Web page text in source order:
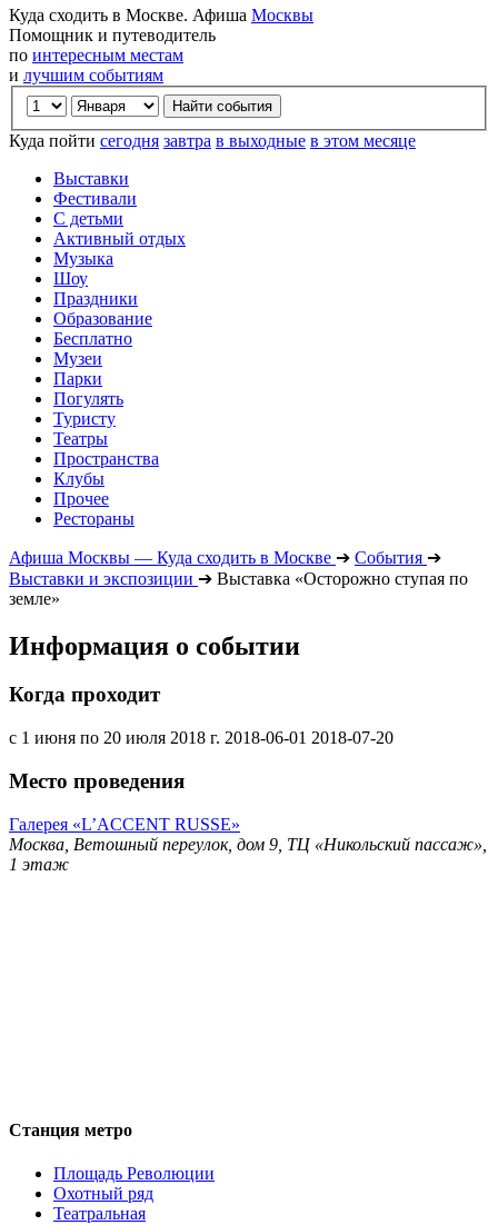
Куда сходить в Москве. Афиша Москвы
Помощник и путеводитель
по интересным местам
и лучшим событиям
Куда пойти сегодня завтра в выходные в этом месяце
Выставки
Фестивали
С детьми
Активный отдых
Музыка
Шоу
Праздники
Образование
Бесплатно
Музеи
Парки
Погулять
Туристу
Театры
Пространства
Клубы
Прочее
Рестораны
Афиша Москвы — Куда сходить в Москве ➔ События ➔
Выставки и экспозиции ➔ Выставка «Осторожно ступая по
земле»
Информация о событии
Когда проходит
с 1 июня по 20 июля 2018 г. 2018-06-01 2018-07-20
Место проведения
Галерея «L’ACCENT RUSSE»
Москва, Ветошный переулок, дом 9, ТЦ «Никольский пассаж»,
1 этаж
Станция метро
Площадь Революции
Охотный ряд
Театральная